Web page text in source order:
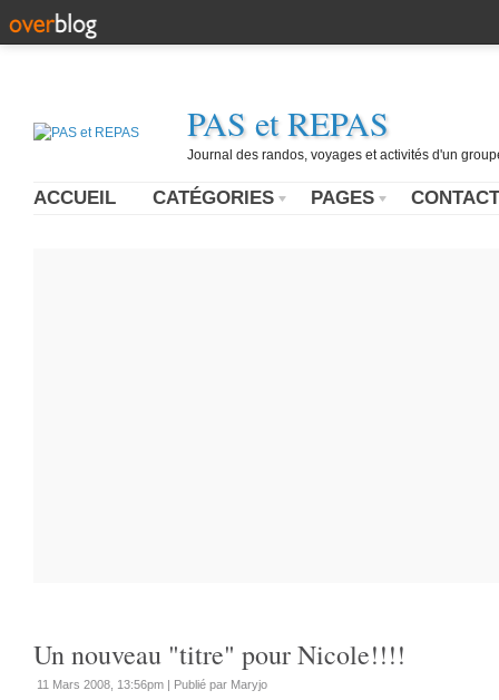
PAS et REPAS
Journal des randos, voyages et activités d'un
ACCUEIL CATÉGORIES PAGES CONTACT
Un nouveau "titre" pour Nicole!!!!
11 Mars 2008, 13:56pm | Publié par Maryjo